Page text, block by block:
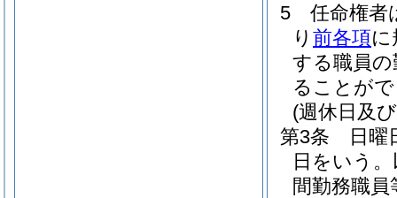
5
任命権者
り 前各項に
する職員
ることが
(週休日及
第3条
日曜
日をいう
間勤務職